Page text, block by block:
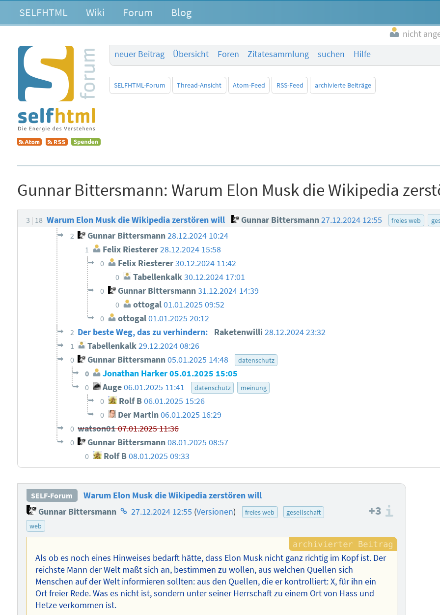
SELFHTML Wiki Forum Blog
nicht
neuer Beitrag
Übersicht Foren Zitatesammlung suchen Hilfe
SELFHTML-Forum Thread-Ansicht Atom-Feed RSS-Feed archivierte Beiträge
Gunnar Bittersmann: Warum Elon Musk die Wikipedia
3 18 Warum Elon Musk die Wikipedia zerstören will Gunnar Bittersmann27.12.2024 12:55 freies web
2 Gunnar Bittersmann28.12.2024 10:24
1 Felix Riesterer28.12.2024 15:58
0 Felix Riesterer30.12.2024 11:42
0 Tabellenkalk30.12.2024 17:01
0 Gunnar Bittersmann31.12.2024 14:39
0 ottogal01.01.2025 09:52
0 ottogal01.01.2025 20:12
2 Der beste Weg, das zu verhindern: Raketenwilli28.12.2024 23:32
1 Tabellenkalk29.12.2024 08:26
0 Gunnar Bittersmann05.01.2025 14:48 datenschutz
0 Jonathan Harker05.01.2025 15:05
0 Auge06.01.2025 11:41 datenschutz meinung
0 Rolf B06.01.2025 15:26
0 Der Martin06.01.2025 16:29
0 watson0107.01.2025 11:36
0 Gunnar Bittersmann08.01.2025 08:57
0 Rolf B08.01.2025 09:33
SELF-Forum
Warum Elon Musk die Wikipedia zerstören will
Gunnar Bittersmann Homepage
Autors
27.12.2024 12:55 (Versionen) freies web
gesellschaft
web
+3
Als ob es noch eines Hinweises bedarft hätte, dass Elon Musk nicht ganz richtig im Kopf ist. Der
reichste Mann der Welt maßt sich an, bestimmen zu wollen, aus welchen Quellen sich
Menschen auf der Welt informieren sollten: aus den Quellen, die er kontrolliert: X, für ihn ein
Ort freier Rede. Was es nicht ist, sondern unter seiner Herrschaft zu einem Ort von Hass und
Hetze verkommen ist.